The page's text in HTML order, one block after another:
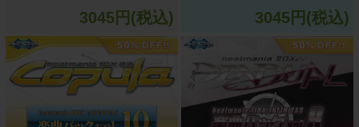
3045円(税込) 3045円(税込)